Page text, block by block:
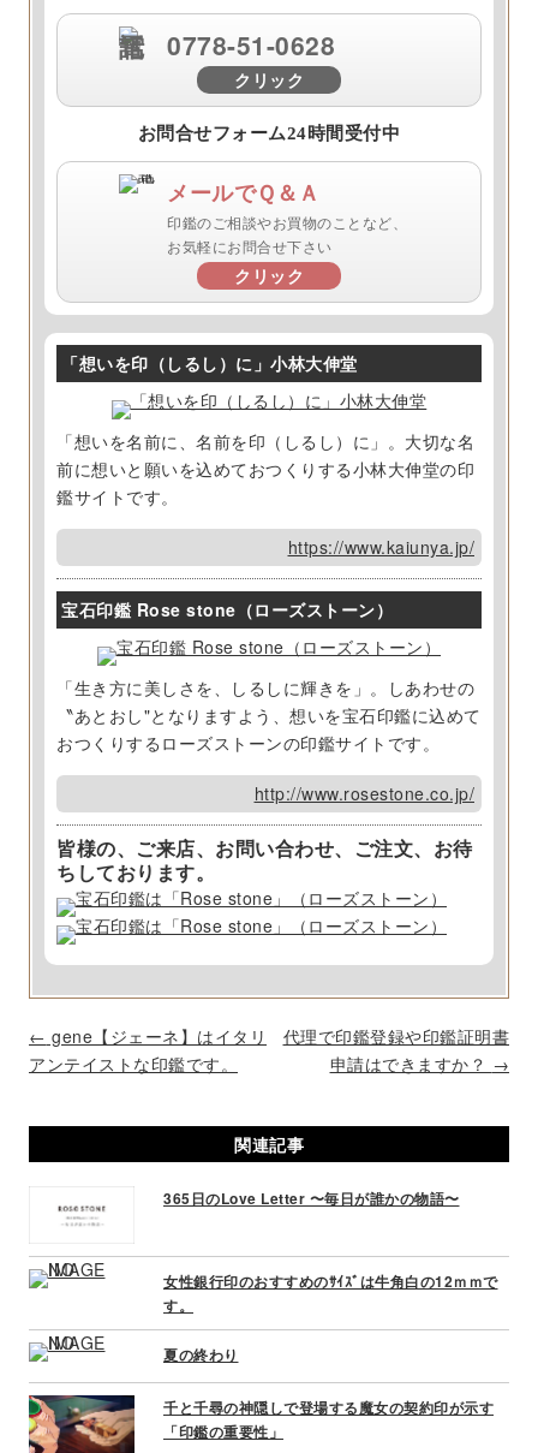
0778-51-0628
クリック
お問合せフォーム24時間受付中
メールでＱ＆Ａ
印鑑のご相談やお買物のことなど、
お気軽にお問合せ下さい
クリック
「想いを印（しるし）に」小林大伸堂
「想いを名前に、名前を印（しるし）に」。大切な名
前に想いと願いを込めておつくりする小林大伸堂の印
鑑サイトです。
https://www.kaiunya.jp/
宝石印鑑 Rose stone（ローズストーン）
「生き方に美しさを、しるしに輝きを」。しあわせの
〝あとおし"となりますよう、想いを宝石印鑑に込めて
おつくりするローズストーンの印鑑サイトです。
http://www.rosestone.co.jp/
皆様の、ご来店、お問い合わせ、ご注文、お待
ちしております。
P
o
g
a
i
o
n
← gene【ジェーネ】はイタリ
アンテイストな印鑑です。
代理で印鑑登録や印鑑証明書
申請はできますか？ →
関連記事
365日のLove Letter 〜毎日が誰かの物語〜
女性銀行印のおすすめのｻｲｽﾞは牛角白の12ｍｍで
す。
夏の終わり
千と千尋の神隠しで登場する魔女の契約印が示す
「印鑑の重要性」